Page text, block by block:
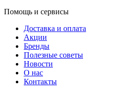
Помощь и сервисы
Доставка и оплата
Акции
Бренды
Полезные советы
Новости
О нас
Контакты